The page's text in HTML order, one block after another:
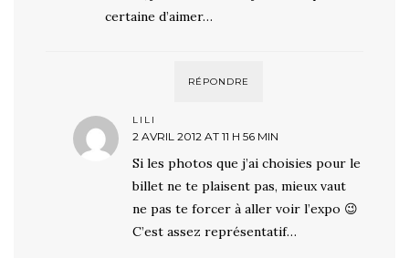
certaine d’aimer…
RÉPONDRE
LILI
2 AVRIL 2012 AT 11 H 56 MIN
Si les photos que j’ai choisies pour le
billet ne te plaisent pas, mieux vaut
ne pas te forcer à aller voir l’expo 😉
C’est assez représentatif…